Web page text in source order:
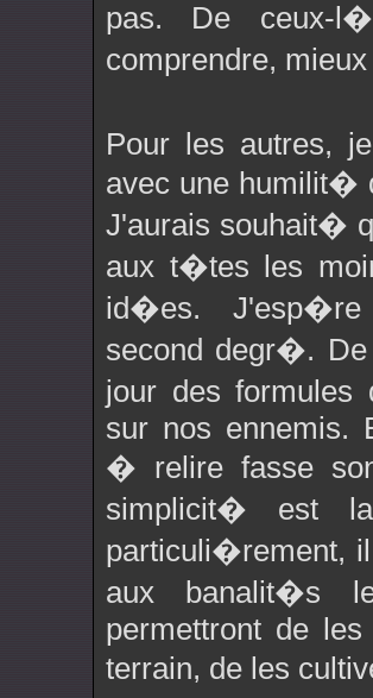
pas. De ceux-
comprendre,
Pour les autres,
avec une humilit�
J'aurais souhait�
aux t�tes les
id�es.
second degr�. De
jour des
sur nos ennemis.
� relire fasse
simplicit� est
particuli�rement,
aux banalit�s
permettront de
terrain, de les